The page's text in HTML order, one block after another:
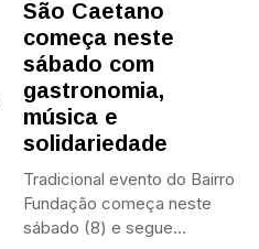
São Caetano
começa neste
sábado com
gastronomia,
música e
solidariedade
Tradicional evento do Bairro
Fundação começa neste
sábado (8) e segue